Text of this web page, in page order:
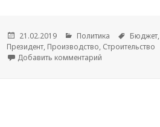
Опубликовано
21.02.2019 Рубрики
Политика Метки
Бюджет,
Президент, Производство, Строительство
Добавить комментарий